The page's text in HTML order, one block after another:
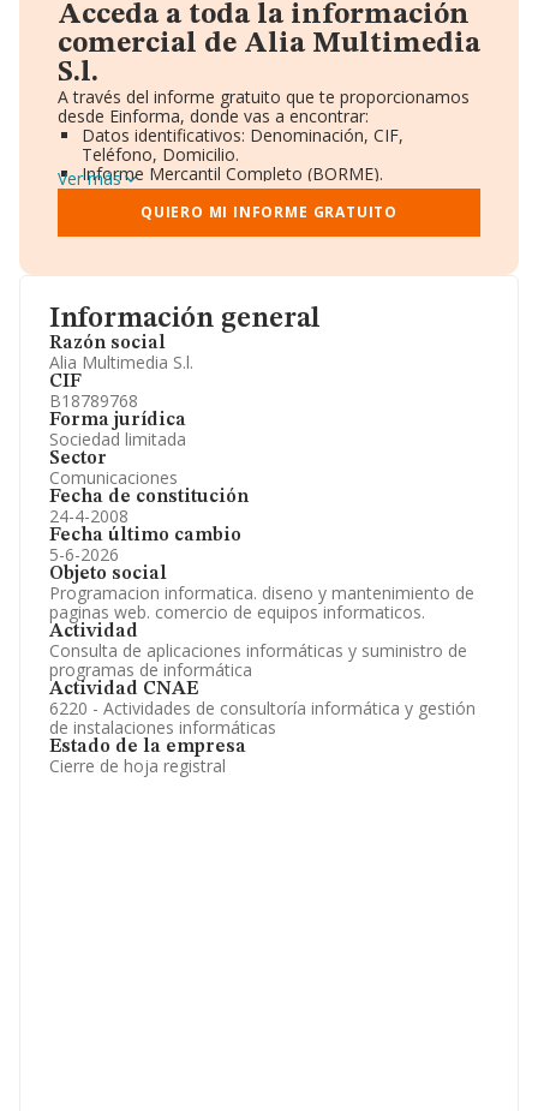
Información general
Razón social
Alia Multimedia S.l.
CIF
B18789768
Forma jurídica
Sociedad limitada
Sector
Comunicaciones
Fecha de constitución
24-4-2008
Fecha último cambio
5-6-2026
Objeto social
Programacion informatica. diseno y mantenimiento de
paginas web. comercio de equipos informaticos.
Actividad
Consulta de aplicaciones informáticas y suministro de
programas de informática
Actividad CNAE
6220 - Actividades de consultoría informática y gestión
de instalaciones informáticas
Estado de la empresa
Cierre de hoja registral
Acceda a toda la información
comercial de Alia Multimedia
S.l.
A través del informe gratuito que te proporcionamos
desde Einforma, donde vas a encontrar:
Datos identificativos: Denominación, CIF,
Teléfono, Domicilio.
Informe Mercantil Completo (BORME).
Gráficos de Evolución Ventas y Empleados.
Consejo de Administración y Administradores.
Directivos y Ejecutivos.
Información oficial y registral complementaria.
Ver más
QUIERO MI INFORME GRATUITO